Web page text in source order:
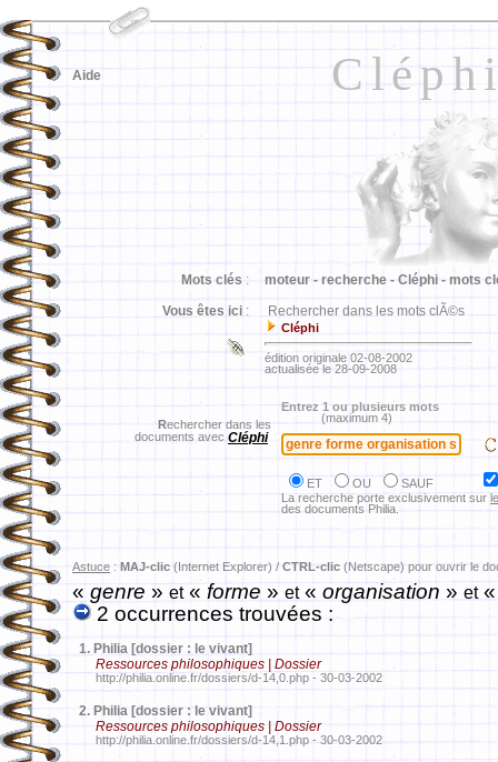
Aide
Mots clés : moteur - recherche - Cléphi - mots
Vous êtes ici : Rechercher dans les mots clÃ©s
Cléphi
édition originale 02-08-2002
actualisée le 28-09-2008
Rechercher dans les
documents avec Cléphi
Entrez 1 ou plusieurs mots
(maximum 4)
ET OU
SAUF
La recherche porte exclusivement sur
des documents Philia.
Astuce : MAJ-clic (Internet Explorer) / CTRL-clic (Netscape) pour ouvrir le
«genre » et« forme » et« organisation » et«
2 occurrences trouvées :
1. Philia [dossier : le vivant]
Ressources philosophiques | Dossier
http://philia.online.fr/dossiers/d-14,0.php - 30-03-2002
2. Philia [dossier : le vivant]
Ressources philosophiques | Dossier
http://philia.online.fr/dossiers/d-14,1.php - 30-03-2002